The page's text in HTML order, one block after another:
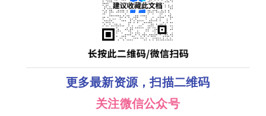
更多最新资源，扫描二维码
关注微信公众号